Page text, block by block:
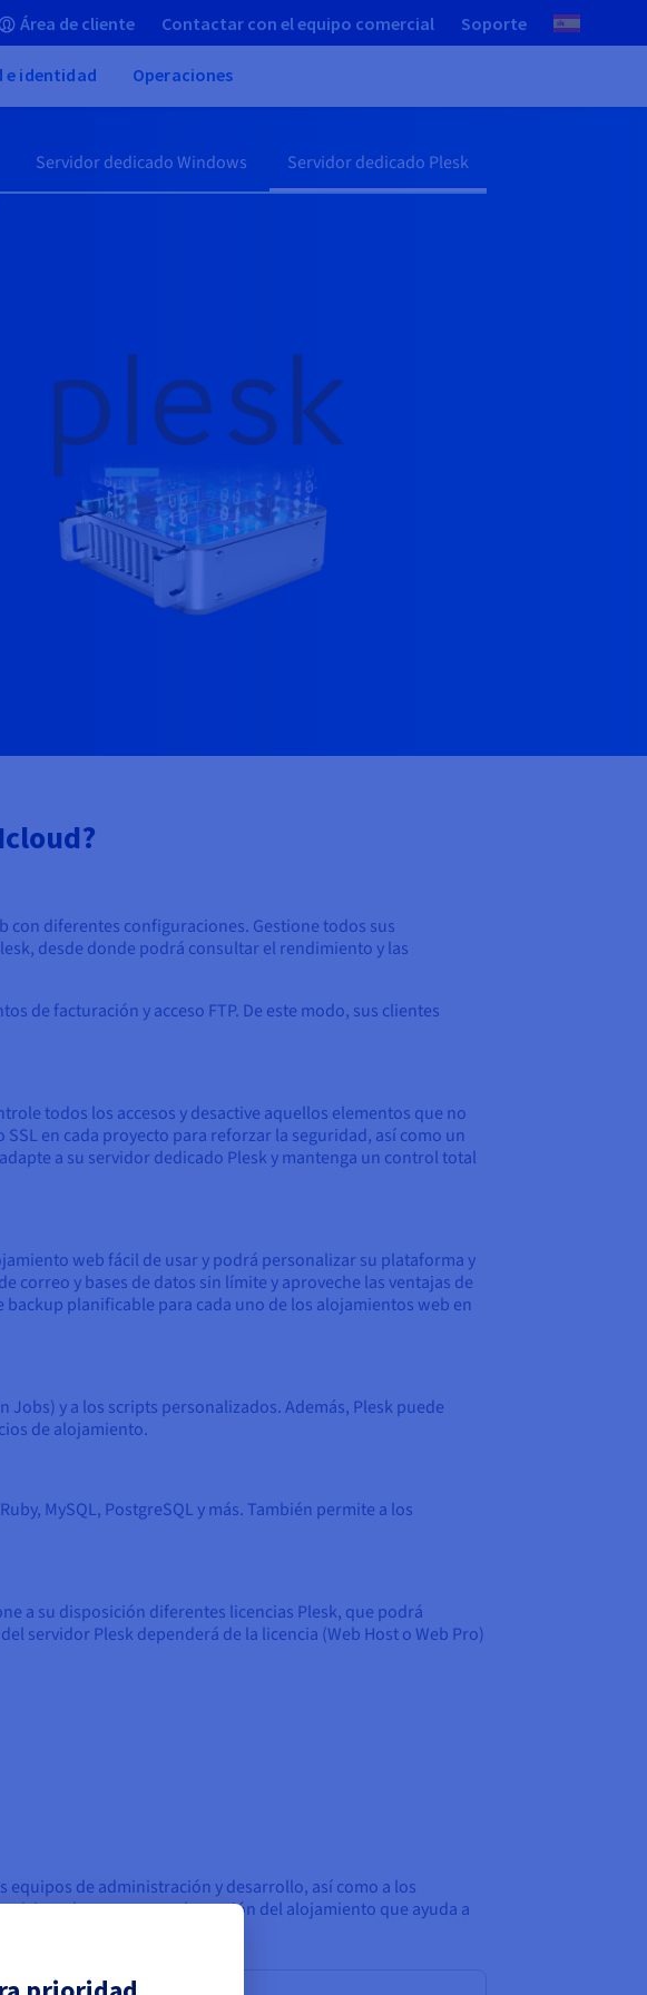
Área de cliente Contactar con el equipo comercial Soporte
e identidad Operaciones
Servidor dedicado Windows Servidor dedicado Plesk
diferentes configuraciones. Gestione todos sus
desde donde podrá consultar el rendimiento y las
de facturación y acceso FTP. De este modo, sus clientes
todos los accesos y desactive aquellos elementos que no
en cada proyecto para reforzar la seguridad, así como un
a su servidor dedicado Plesk y mantenga un control total
web fácil de usar y podrá personalizar su plataforma y
correo y bases de datos sin límite y aproveche las ventajas de
planificable para cada uno de los alojamientos web en
y a los scripts personalizados. Además, Plesk puede
de alojamiento.
MySQL, PostgreSQL y más. También permite a los
a su disposición diferentes licencias Plesk, que podrá
servidor Plesk dependerá de la licencia (Web Host o Web Pro)
de administración y desarrollo, así como a los
todo en uno para la gestión del alojamiento que ayuda a
todos los niveles.